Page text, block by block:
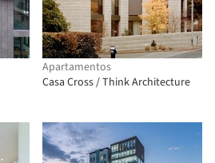
Apartamentos
Casa Cross / Think Architecture